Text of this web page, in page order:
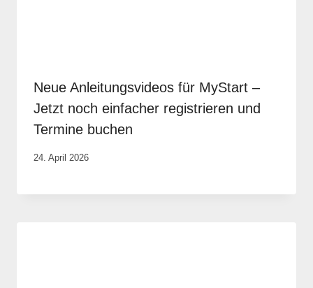
Neue Anleitungsvideos für MyStart –
Jetzt noch einfacher registrieren und
Termine buchen
Von
Tengler
24. April 2026